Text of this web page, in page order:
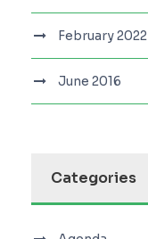
February 2022
June 2016
Categories